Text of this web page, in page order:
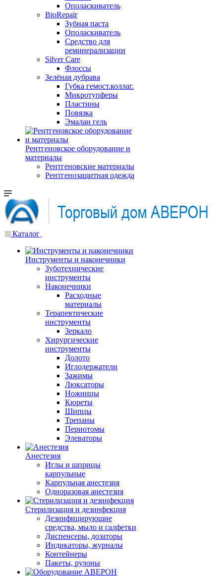
Ополаскиватель
BioRepair
Зубная паста
Ополаскиватель
Средство для
реминерализации
Silver Care
Флоссы
Зелёная дубрава
Губка гемост.коллаг.
Микротупферы
Пластины
Повязка
Эмалан гель
Рентгеновское оборудование и
материалы
Рентгеновские материалы
Рентгенозащитная одежда
Каталог
Инструменты и наконечники
Зуботехнические
инструменты
Наконечники
Расходные
материалы
Терапевтические
инструменты
Зеркало
Хирургические
инструменты
Долото
Иглодержатели
Зажимы
Люксаторы
Ножницы
Кюреты
Шипцы
Трепаны
Периотомы
Элеваторы
Анестезия
Иглы и шприцы
карпульные
Карпульная анестезия
Одноразовая анестезия
Стерилизация и дезинфекция
Дезинфицирующие
средства, мыло и салфетки
Диспенсеры, дозаторы
Индикаторы, журналы
Контейнеры
Пакеты, рулоны